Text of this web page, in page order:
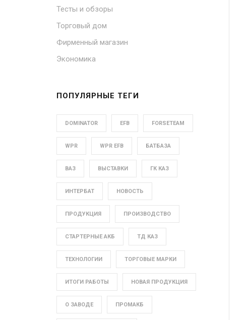
Тесты и обзоры
Торговый дом
Фирменный магазин
Экономика
ПОПУЛЯРНЫЕ ТЕГИ
DOMINATOR EFB FORSETEAM
WPR WPR EFB БАТБАЗА
ВАЗ ВЫСТАВКИ ГК КАЗ
ИНТЕРБАТ НОВОСТЬ
ПРОДУКЦИЯ ПРОИЗВОДСТВО
СТАРТЕРНЫЕ АКБ ТД КАЗ
ТЕХНОЛОГИИ ТОРГОВЫЕ МАРКИ
ИТОГИ РАБОТЫ НОВАЯ ПРОДУКЦИЯ
О ЗАВОДЕ ПРОМАКБ